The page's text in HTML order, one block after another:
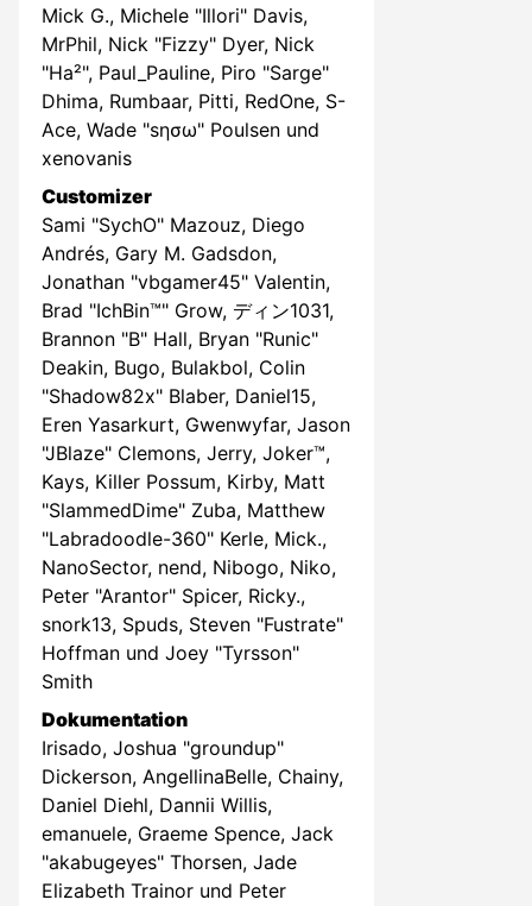
Mick G., Michele "Illori" Davis,
MrPhil, Nick "Fizzy" Dyer, Nick
"Ha²", Paul_Pauline, Piro "Sarge"
Dhima, Rumbaar, Pitti, RedOne, S-
Ace, Wade "sησω" Poulsen und
xenovanis
Customizer
Sami "SychO" Mazouz, Diego
Andrés, Gary M. Gadsdon,
Jonathan "vbgamer45" Valentin,
Brad "IchBin™" Grow, ディン1031,
Brannon "B" Hall, Bryan "Runic"
Deakin, Bugo, Bulakbol, Colin
"Shadow82x" Blaber, Daniel15,
Eren Yasarkurt, Gwenwyfar, Jason
"JBlaze" Clemons, Jerry, Joker™,
Kays, Killer Possum, Kirby, Matt
"SlammedDime" Zuba, Matthew
"Labradoodle-360" Kerle, Mick.,
NanoSector, nend, Nibogo, Niko,
Peter "Arantor" Spicer, Ricky.,
snork13, Spuds, Steven "Fustrate"
Hoffman und Joey "Tyrsson"
Smith
Dokumentation
Irisado, Joshua "groundup"
Dickerson, AngellinaBelle, Chainy,
Daniel Diehl, Dannii Willis,
emanuele, Graeme Spence, Jack
"akabugeyes" Thorsen, Jade
Elizabeth Trainor und Peter